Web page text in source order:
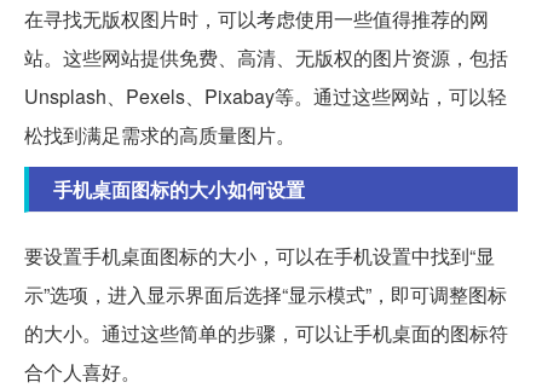
在寻找无版权图片时，可以考虑使用一些值得推荐的网
站。这些网站提供免费、高清、无版权的图片资源，包括
Unsplash、Pexels、Pixabay等。通过这些网站，可以轻
松找到满足需求的高质量图片。
手机桌面图标的大小如何设置
要设置手机桌面图标的大小，可以在手机设置中找到“显
示”选项，进入显示界面后选择“显示模式”，即可调整图标
的大小。通过这些简单的步骤，可以让手机桌面的图标符
合个人喜好。